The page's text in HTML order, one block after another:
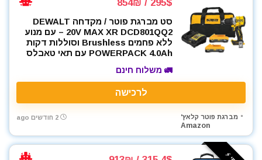
295$ / 854₪
סט מברגת פוטר / מקדחה DEWALT
20V MAX XR DCD801QQ2 – עם מנוע
ללא פחמים Brushless וסוללות דקות
POWERPACK 4.0Ah עם תאי טאבלס
🚛 משלוח חינם
לרכישה
מברגת פוטר קלאץ'
Amazon
2 חודשים ago